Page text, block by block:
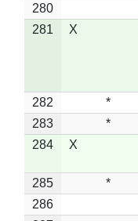
280
281
X
282 *
283
*
284
X
285 *
286